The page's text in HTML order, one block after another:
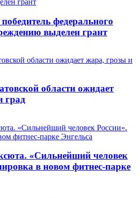
федерального
выделен грант
области ожидает
град
«Сильнейший человек
в новом фитнес-парке